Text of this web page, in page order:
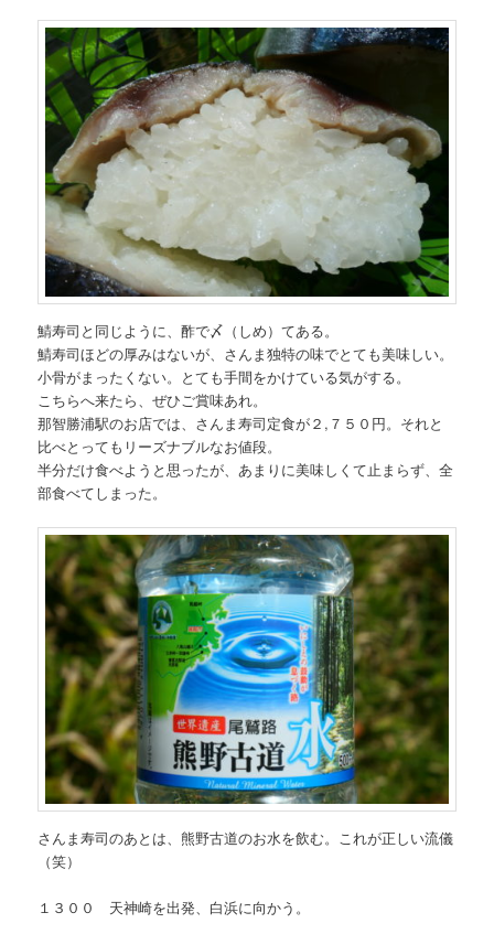
鯖寿司と同じように、酢で〆（しめ）てある。
鯖寿司ほどの厚みはないが、さんま独特の味でとても美味しい。
小骨がまったくない。とても手間をかけている気がする。
こちらへ来たら、ぜひご賞味あれ。
那智勝浦駅のお店では、さんま寿司定食が２,７５０円。それと
比べとってもリーズナブルなお値段。
半分だけ食べようと思ったが、あまりに美味しくて止まらず、全
部食べてしまった。
さんま寿司のあとは、熊野古道のお水を飲む。これが正しい流儀
（笑）
１３００ 天神崎を出発、白浜に向かう。